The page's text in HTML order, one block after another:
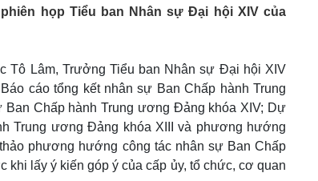
Ô tô - Xe máy
Doanh nghiệp
Vì cộng đồng
ảnh
Giải trí
Nghệ sĩ
Thời trang
Sao Việt
Du lịch
Tư vấn
Săn Tour
check-in
họp Tiểu ban Nhân sự Đại hội XIV của
Tô Lâm, Trưởng Tiểu ban Nhân sự Đại hội XIV
cáo tổng kết nhân sự Ban Chấp hành Trung
Chấp hành Trung ương Đảng khóa XIV; Dự
Trung ương Đảng khóa XIII và phương hướng
phương hướng công tác nhân sự Ban Chấp
lấy ý kiến góp ý của cấp ủy, tổ chức, cơ quan